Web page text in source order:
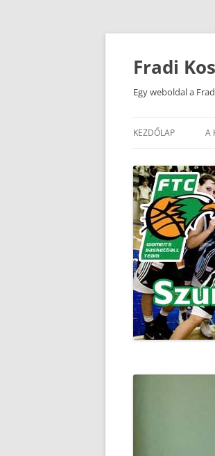
Kilépés
tartalomba
Fradi
Egy weboldal a
KEZDŐLAP A